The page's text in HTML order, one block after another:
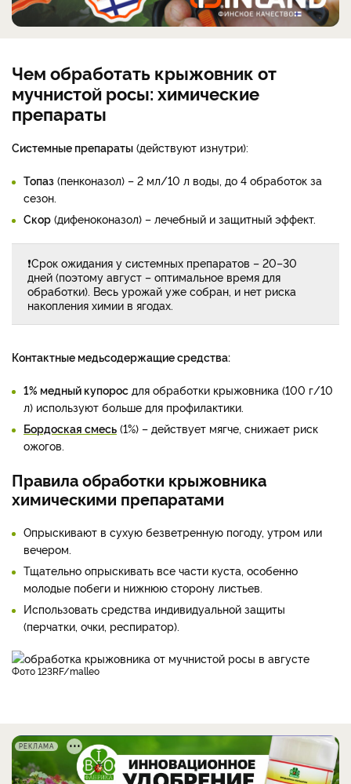
Чем обработать крыжовник от
мучнистой росы: химические
препараты
Системные препараты (действуют изнутри):
Топаз (пенконазол) – 2 мл/10 л воды, до 4 обработок за
сезон.
Скор (дифеноконазол) – лечебный и защитный эффект.
❗Срок ожидания у системных препаратов – 20–30
дней (поэтому август – оптимальное время для
обработки). Весь урожай уже собран, и нет риска
накопления химии в ягодах.
Контактные медьсодержащие средства:
1% медный купорос для обработки крыжовника (100 г/10
л) используют больше для профилактики.
Бордоская смесь (1%) – действует мягче, снижает риск
ожогов.
Правила обработки крыжовника
химическими препаратами
Опрыскивают в сухую безветренную погоду, утром или
вечером.
Тщательно опрыскивать все части куста, особенно
молодые побеги и нижнюю сторону листьев.
Использовать средства индивидуальной защиты
(перчатки, очки, респиратор).
фото 123RF/malleo
РЕКЛАМА